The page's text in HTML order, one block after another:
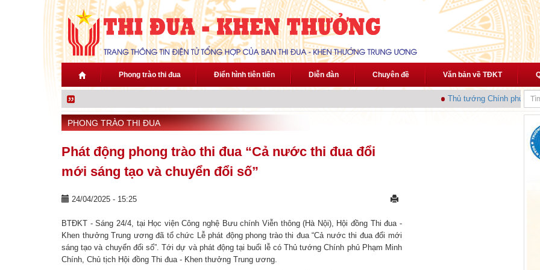
Nhảy đến nội dung
Phong trào thi đua Điển hình tiên tiến Diễn đàn Chuyên đề Văn bản về TĐKT
Thủ tướng Chính phủ phát
PHONG TRÀO THI ĐUA
Phát động phong trào thi đua “Cả nước thi đua đổi
mới sáng tạo và chuyển đổi số”
24/04/2025 - 15:25
BTĐKT - Sáng 24/4, tại Học viện Công nghệ Bưu chính Viễn thông (Hà Nội), Hội đồng Thi đua -
Khen thưởng Trung ương đã tổ chức Lễ phát động phong trào thi đua “Cả nước thi đua đổi mới
sáng tạo và chuyển đổi số”. Tới dự và phát động tại buổi lễ có Thủ tướng Chính phủ Phạm Minh
Chính, Chủ tịch Hội đồng Thi đua - Khen thưởng Trung ương.